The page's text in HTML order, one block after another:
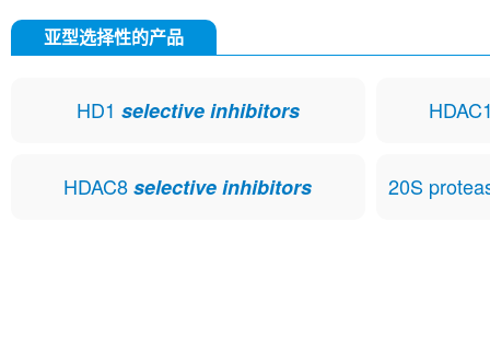
亚型选择性的产品
HD1 selective inhibitors
HDAC8selective inhibitors 20S